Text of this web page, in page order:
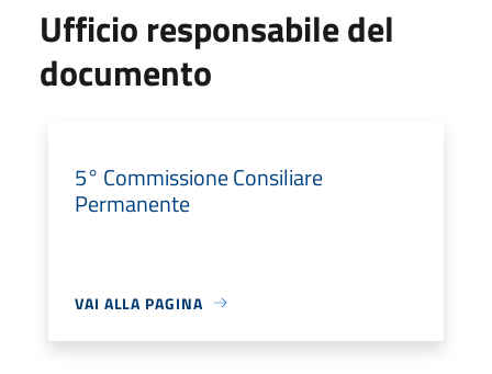
Ufficio responsabile del
documento
5° Commissione Consiliare
Permanente
VAI ALLA PAGINA